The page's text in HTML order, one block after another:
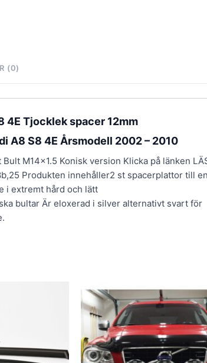
(0)
4E Tjocklek spacer 12mm
A8 S8 4E Årsmodell 2002 – 2010
M14x1.5 Konisk version Klicka på länken
Produkten innehåller2 st spacerplattor till
i extremt hård och lätt
bultar Är eloxerad i silver alternativt svart för